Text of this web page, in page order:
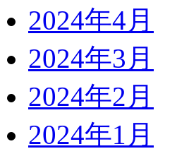
2024年4月
2024年3月
2024年2月
2024年1月